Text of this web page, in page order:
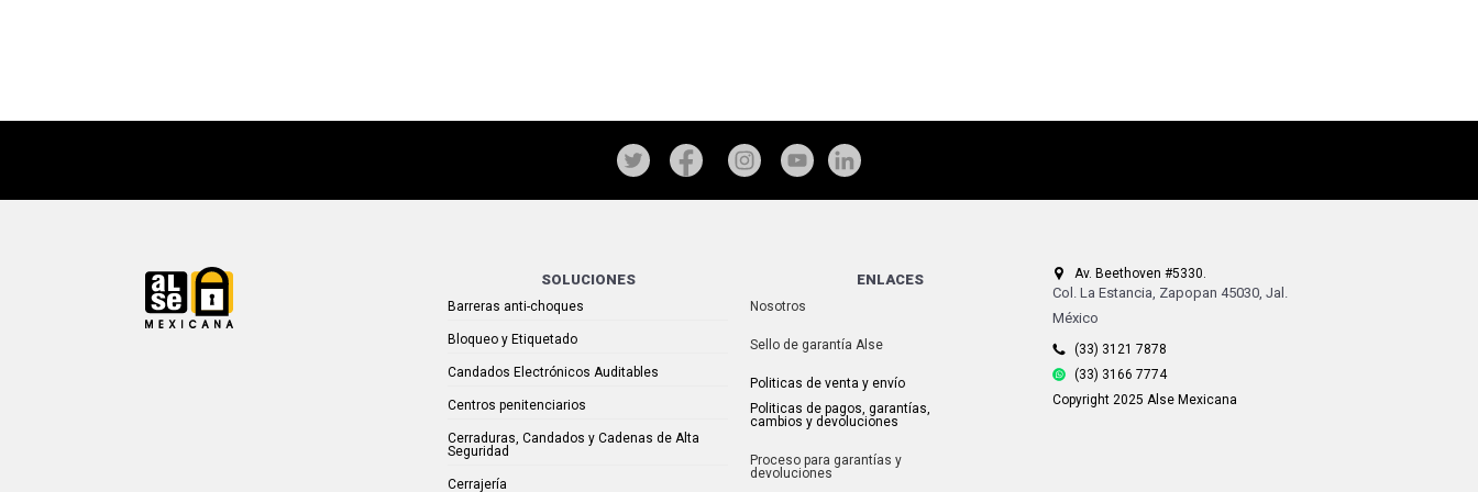
SOLUCIONES
Barreras anti-choques
Bloqueo y Etiquetado
Candados Electrónicos Auditables
Centros penitenciarios
Cerraduras, Candados y Cadenas de Alta
Seguridad
Cerrajería
ENLACES
Nosotros
Sello de garantía Alse
Politicas de venta y envío
Politicas de pagos, garantías,
cambios y devoluciones
Proceso para garantías y
devoluciones
Av. Beethoven #5330.
Col. La Estancia, Zapopan 45030, Jal.
México
(33) 3121 7878
(33) 3166 7774
Copyright 2025 Alse Mexicana